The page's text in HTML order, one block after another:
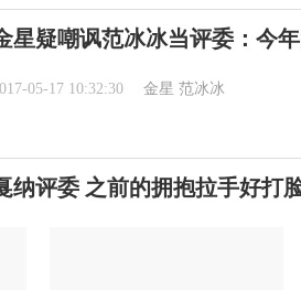
星疑嘲讽范冰冰当评委：今
05-17 10:32:30 金星 范冰冰
纳评委 之前的拥抱拉手好打